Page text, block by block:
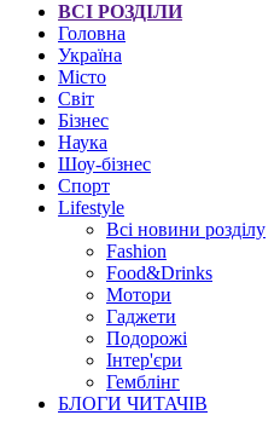
ВСІ РОЗДІЛИ
Головна
Україна
Місто
Світ
Бізнес
Наука
Шоу-бізнес
Спорт
Lifestyle
Всі новини розділу
Fashion
Food&Drinks
Мотори
Гаджети
Подорожі
Інтер'єри
Гемблінг
БЛОГИ ЧИТАЧІВ